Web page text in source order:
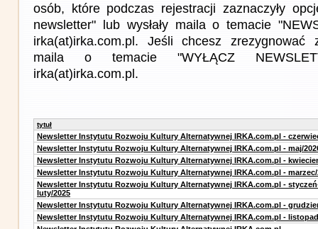
osób, które podczas rejestracji zaznaczyły
newsletter" lub wysłały maila o temacie
irka(at)irka.com.pl. Jeśli chcesz zrezygnować
maila o temacie "WYŁĄCZ
irka(at)irka.com.pl.
tytuł
Newsletter Instytutu Rozwoju Kultury Alternatywnej IRKA.com.pl -
Newsletter Instytutu Rozwoju Kultury Alternatywnej IRKA.com.pl - maj/
Newsletter Instytutu Rozwoju Kultury Alternatywnej IRKA.com.pl -
Newsletter Instytutu Rozwoju Kultury Alternatywnej IRKA.com.pl - marzec/
Newsletter Instytutu Rozwoju Kultury Alternatywnej IRKA.com.pl -
luty/2025
Newsletter Instytutu Rozwoju Kultury Alternatywnej IRKA.com.pl -
Newsletter Instytutu Rozwoju Kultury Alternatywnej IRKA.com.pl -